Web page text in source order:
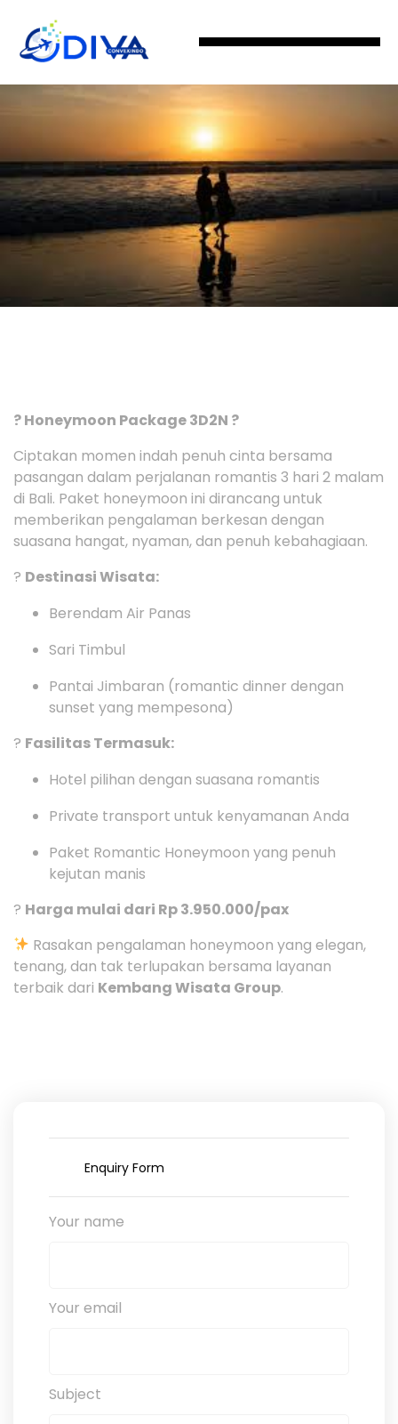
? Honeymoon Package 3D2N ?
Ciptakan momen indah penuh cinta bersama
pasangan dalam perjalanan romantis 3 hari 2 malam
di Bali. Paket honeymoon ini dirancang untuk
memberikan pengalaman berkesan dengan
suasana hangat, nyaman, dan penuh kebahagiaan.
? Destinasi Wisata:
Berendam Air Panas
Sari Timbul
Pantai Jimbaran (romantic dinner dengan
sunset yang mempesona)
? Fasilitas Termasuk:
Hotel pilihan dengan suasana romantis
Private transport untuk kenyamanan Anda
Paket Romantic Honeymoon yang penuh
kejutan manis
? Harga mulai dari Rp 3.950.000/pax
Rasakan pengalaman honeymoon yang elegan,
tenang, dan tak terlupakan bersama layanan
terbaik dari Kembang Wisata Group.
Enquiry Form
Your name
Your email
Subject